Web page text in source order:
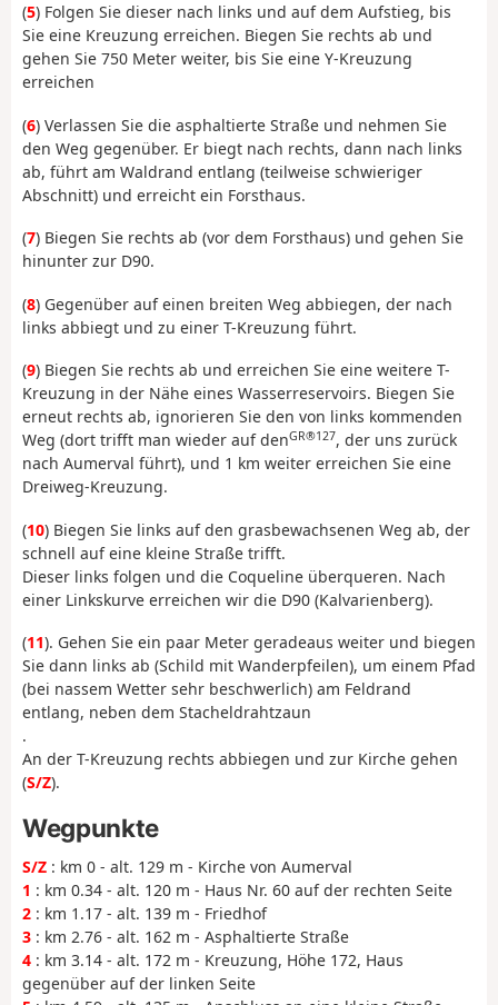
(5) Folgen Sie dieser nach links und auf dem Aufstieg, bis
Sie eine Kreuzung erreichen. Biegen Sie rechts ab und
gehen Sie 750 Meter weiter, bis Sie eine Y-Kreuzung
erreichen
(6) Verlassen Sie die asphaltierte Straße und nehmen Sie
den Weg gegenüber. Er biegt nach rechts, dann nach links
ab, führt am Waldrand entlang (teilweise schwieriger
Abschnitt) und erreicht ein Forsthaus.
(7) Biegen Sie rechts ab (vor dem Forsthaus) und gehen Sie
hinunter zur D90.
(8) Gegenüber auf einen breiten Weg abbiegen, der nach
links abbiegt und zu einer T-Kreuzung führt.
(9) Biegen Sie rechts ab und erreichen Sie eine weitere T-
Kreuzung in der Nähe eines Wasserreservoirs. Biegen Sie
erneut rechts ab, ignorieren Sie den von links kommenden
Weg (dort trifft man wieder auf denGR®127, der uns zurück
nach Aumerval führt), und 1 km weiter erreichen Sie eine
Dreiweg-Kreuzung.
(10) Biegen Sie links auf den grasbewachsenen Weg ab, der
schnell auf eine kleine Straße trifft.
Dieser links folgen und die Coqueline überqueren. Nach
einer Linkskurve erreichen wir die D90 (Kalvarienberg).
(11). Gehen Sie ein paar Meter geradeaus weiter und biegen
Sie dann links ab (Schild mit Wanderpfeilen), um einem Pfad
(bei nassem Wetter sehr beschwerlich) am Feldrand
entlang, neben dem Stacheldrahtzaun
.
An der T-Kreuzung rechts abbiegen und zur Kirche gehen
(S/Z).
Wegpunkte
S/Z : km 0 - alt. 129 m - Kirche von Aumerval
1 : km 0.34 - alt. 120 m - Haus Nr. 60 auf der rechten Seite
2 : km 1.17 - alt. 139 m - Friedhof
3 : km 2.76 - alt. 162 m - Asphaltierte Straße
4 : km 3.14 - alt. 172 m - Kreuzung, Höhe 172, Haus
gegenüber auf der linken Seite